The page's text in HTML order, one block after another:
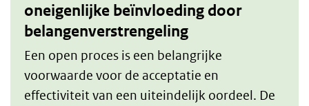
oneigenlijke beïnvloeding door
belangenverstrengeling
​Een open proces is een belangrijke
voorwaarde voor de acceptatie en
effectiviteit van een uiteindelijk oordeel. De